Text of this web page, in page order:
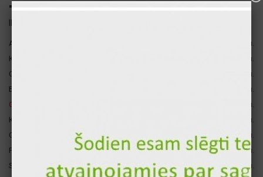
"Exotic beef" бургер с большой картошкой и напитком
Антрекот из говядины (medium rare)
350 ккал.
Картофель по-деревенски
280 ккал.
Сыр чеддер
144 ккал.
Булка "Бриошь"
109 ккал.
Свежий авокадо
85 ккал.
Кетчуп
54 ккал.
Coca-cola 0.33
110 гр
53 ккал.
Fanta 0.33
110 гр
53 ккал.
Sprite 0.33
110 гр
53 ккал.